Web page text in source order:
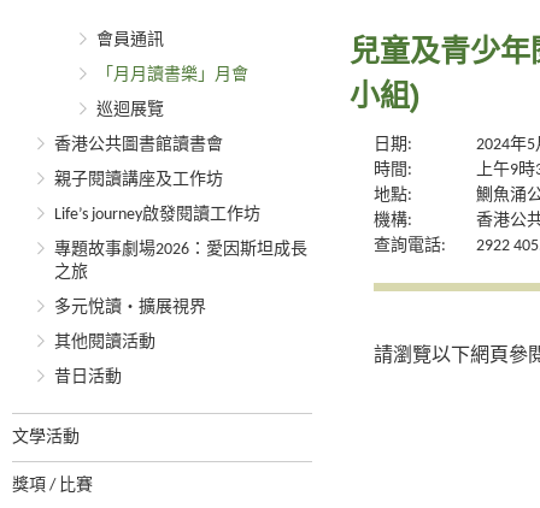
會員通訊
「月月讀書樂」月會
巡迴展覽
香港公共圖書館讀書會
親子閱讀講座及工作坊
Life’s journey啟發閱讀工作坊
專題故事劇場2026：愛因斯坦成長
之旅
多元悅讀‧擴展視界
其他閱讀活動
昔日活動
文學活動
獎項 / 比賽
兒童及青少
小組)
日期:
2024年
時間:
上午9時
地點:
鰂魚涌
機構:
香港公
查詢電話:
2922
請瀏覽以下網頁參